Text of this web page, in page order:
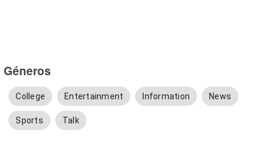
Géneros
College Entertainment Information News
Sports Talk